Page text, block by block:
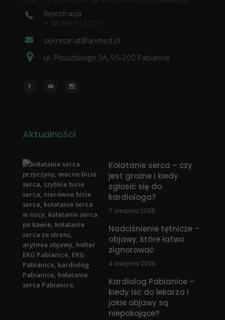
Rejestracja
+ 48 885 112 777
sekretariat@anmed.pl
ul. Piłsudskiego 3A, 95-200 Pabianice
Aktualności
Kołatanie serca – czy
jest groźne i kiedy
zgłosić się do
kardiologa?
7 sierpnia 2026
Nadciśnienie tętnicze –
objawy, które łatwo
zignorować
4 sierpnia 2026
Kardiolog Pabianice –
kiedy iść do lekarza i
jakie objawy są
niepokojące?